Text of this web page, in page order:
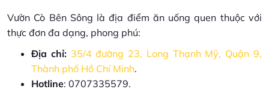
Vườn Cò Bên Sông là địa điểm ăn uống quen thuộc với
thực đơn đa dạng, phong phú:
Địa chỉ: 35/4 đường 23, Long Thạnh Mỹ, Quận 9,
Thành phố Hồ Chí Minh.
Hotline: 0707335579.